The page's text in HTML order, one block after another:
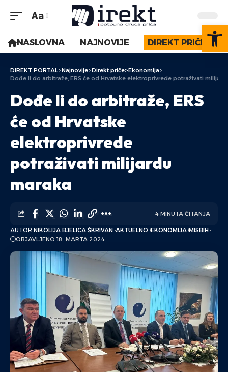
Aa
NASLOVNA NAJNOVIJE DIREKT PRIČE
DIREKT PORTAL>Najnovije>Direkt priče>Ekonomija>
Dođe li do arbitraže, ERS će od Hrvatske elektroprivrede potraživati
Dođe li do arbitraže, ERS
će od Hrvatske
elektroprivrede
potraživati milijardu
maraka
AUTOR:NIKOLIJA BJELICA ŠKRIVAN AKTUELNO EKONOMIJA MISBIH
OBJAVLJENO 18. MARTA 2024.
4 MINUTA ČITANJA